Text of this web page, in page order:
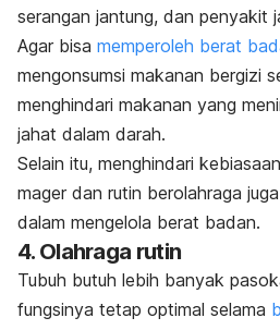
serangan jantung, dan penyakit
Agar bisa memperoleh berat
mengonsumsi makanan bergizi
menghindari makanan yang
jahat dalam darah.
Selain itu, menghindari
mager dan rutin berolahraga
dalam mengelola berat badan.
4. Olahraga rutin
Tubuh butuh lebih banyak
fungsinya tetap optimal selama